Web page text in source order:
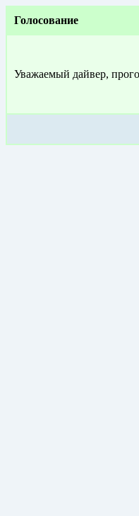
Голосование
Уважаемый дайвер,